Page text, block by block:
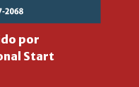
por
Start